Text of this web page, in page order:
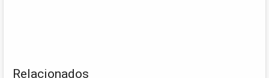
Relacionados